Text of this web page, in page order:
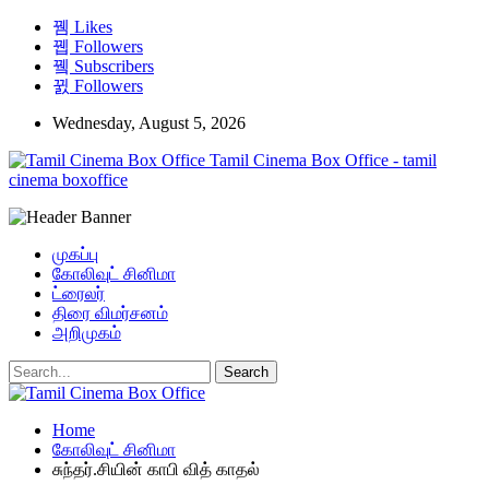
Likes
Followers
Subscribers
Followers
Wednesday, August 5, 2026
Tamil Cinema Box Office - tamil
cinema boxoffice
முகப்பு
கோலிவுட் சினிமா
ட்ரைலர்
திரை விமர்சனம்
அறிமுகம்
Home
கோலிவுட் சினிமா
சுந்தர்.சியின் காபி வித் காதல்